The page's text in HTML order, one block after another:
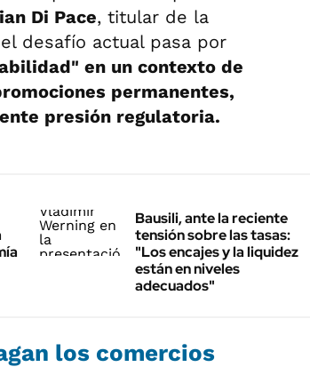
Di Pace, titular de la
desafío actual pasa por
en un contexto de
permanentes,
presión regulatoria.
Bausili, ante la reciente
tensión sobre las tasas:
"Los encajes y la liquidez
están en niveles
adecuados"
los comercios